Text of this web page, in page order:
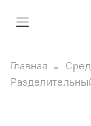
Главная